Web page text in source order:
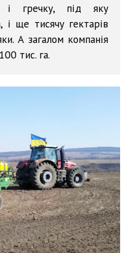
і гречку, під яку
і ще тисячу гектарів
А загалом компанія
тис. га.